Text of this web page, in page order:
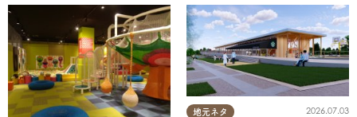
地元ネタ 2026.07.03